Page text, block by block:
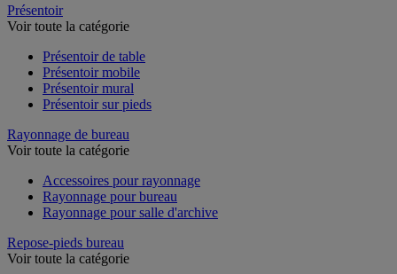
Présentoir
Voir toute la catégorie
Présentoir de table
Présentoir mobile
Présentoir mural
Présentoir sur pieds
Rayonnage de bureau
Voir toute la catégorie
Accessoires pour rayonnage
Rayonnage pour bureau
Rayonnage pour salle d'archive
Repose-pieds bureau
Voir toute la catégorie